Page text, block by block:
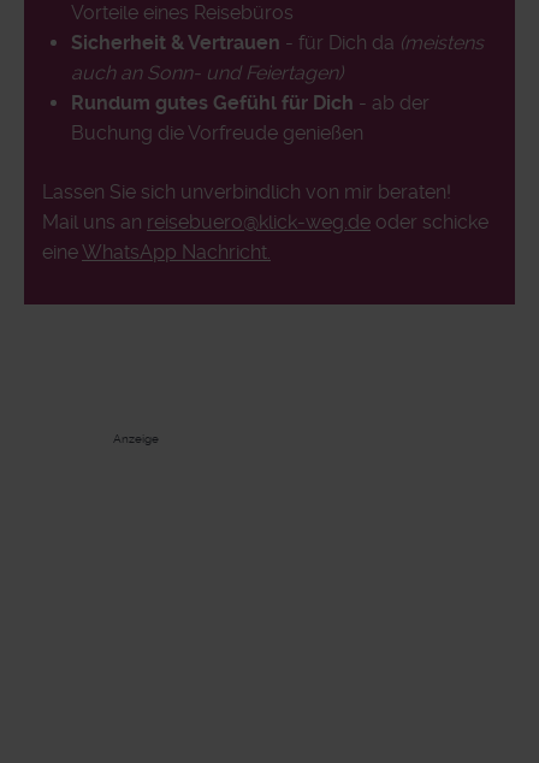
Vorteile eines Reisebüros
Sicherheit & Vertrauen - für Dich da (meistens
auch an Sonn- und Feiertagen)
Rundum gutes Gefühl für Dich - ab der
Buchung die Vorfreude genießen
Lassen Sie sich unverbindlich von mir beraten!
Mail uns an reisebuero@klick-weg.de oder schicke
eineWhatsApp Nachricht.
Anzeige